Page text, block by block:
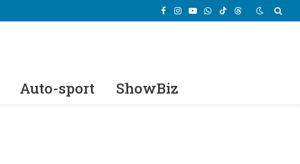
Facebook
Instagram
YouTube
WhatsApp
TikTokThreads
Auto-sport ShowBiz